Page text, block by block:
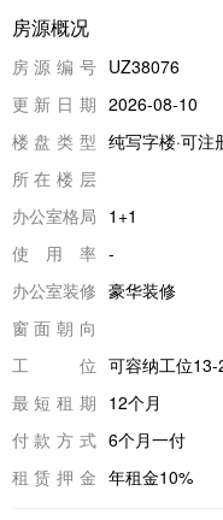
房源概况
房源编号 UZ38076
更新日期 2026-08-10
楼盘类型 纯写字楼·可注
所在楼层
办公室格局 1+1
使用率 -
办公室装修 豪华装修
窗面朝向
工位 可容纳工位13-
最短租期 12个月
付款方式 6个月一付
租赁押金 年租金10%